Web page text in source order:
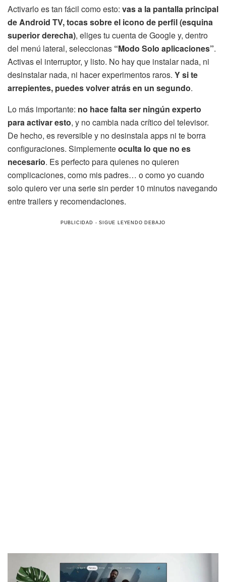
Activarlo es tan fácil como esto: vas a la pantalla principal
de Android TV, tocas sobre el icono de perfil (esquina
superior derecha), eliges tu cuenta de Google y, dentro
del menú lateral, seleccionas “Modo Solo aplicaciones”.
Activas el interruptor, y listo. No hay que instalar nada, ni
desinstalar nada, ni hacer experimentos raros. Y si te
arrepientes, puedes volver atrás en un segundo.
Lo más importante: no hace falta ser ningún experto
para activar esto, y no cambia nada crítico del televisor.
De hecho, es reversible y no desinstala apps ni te borra
configuraciones. Simplementeoculta lo que no es
necesario. Es perfecto para quienes no quieren
complicaciones, como mis padres… o como yo cuando
solo quiero ver una serie sin perder 10 minutos navegando
entre trailers y recomendaciones.